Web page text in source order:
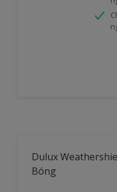
Dulux
Bóng